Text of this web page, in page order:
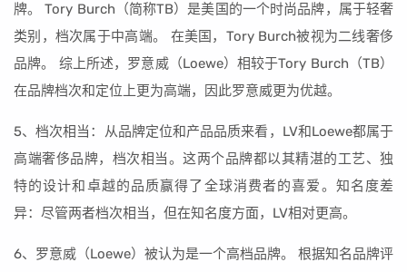
牌。 Tory Burch（简称TB）是美国的一个时尚品牌，属于轻奢
类别，档次属于中高端。 在美国，Tory Burch被视为二线奢侈
品牌。 综上所述，罗意威（Loewe）相较于Tory Burch（TB）
在品牌档次和定位上更为高端，因此罗意威更为优越。
5、档次相当：从品牌定位和产品品质来看，LV和Loewe都属于
高端奢侈品牌，档次相当。这两个品牌都以其精湛的工艺、独
特的设计和卓越的品质赢得了全球消费者的喜爱。知名度差
异：尽管两者档次相当，但在知名度方面，LV相对更高。
6、罗意威（Loewe）被认为是一个高档品牌。 根据知名品牌评